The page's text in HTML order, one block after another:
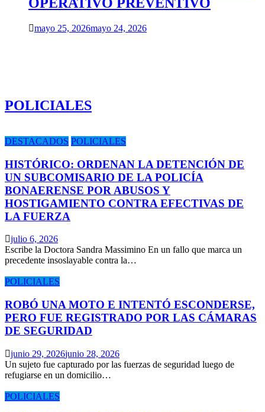
mayo 25, 2026mayo 24, 2026
POLICIALES
DESTACADOS POLICIALES
HISTÓRICO: ORDENAN LA DETENCIÓN DE
UN SUBCOMISARIO DE LA POLICÍA
BONAERENSE POR ABUSOS Y
HOSTIGAMIENTO CONTRA EFECTIVAS DE
LA FUERZA
julio 6, 2026
Escribe la Doctora Sandra Massimino En un fallo que marca un
precedente insoslayable contra la…
POLICIALES
ROBÓ UNA MOTO E INTENTÓ ESCONDERSE,
PERO FUE REGISTRADO POR LAS CÁMARAS
DE SEGURIDAD
junio 29, 2026junio 28, 2026
Un sujeto fue capturado por las fuerzas de seguridad luego de
refugiarse en un domicilio…
POLICIALES